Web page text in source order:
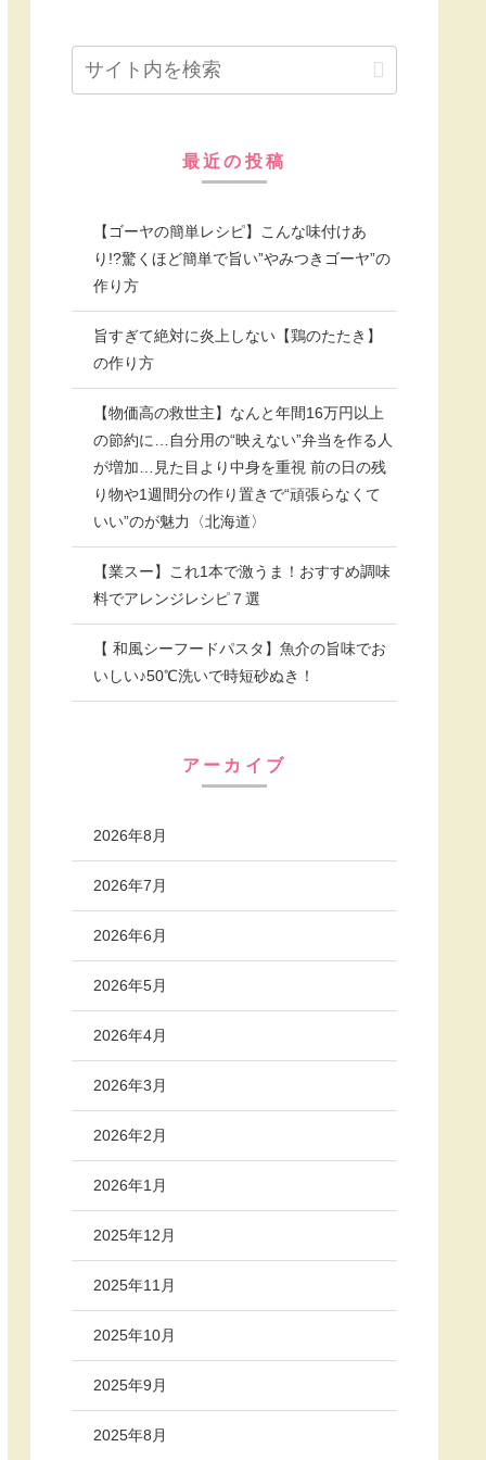
最近の投稿
【ゴーヤの簡単レシピ】こんな味付けあ
り!?驚くほど簡単で旨い”やみつきゴーヤ”の
作り方
旨すぎて絶対に炎上しない【鶏のたたき】
の作り方
【物価高の救世主】なんと年間16万円以上
の節約に…自分用の“映えない”弁当を作る人
が増加…見た目より中身を重視 前の日の残
り物や1週間分の作り置きで“頑張らなくて
いい”のが魅力〈北海道〉
【業スー】これ1本で激うま！おすすめ調味
料でアレンジレシピ７選
【 和風シーフードパスタ】魚介の旨味でお
いしい♪50℃洗いで時短砂ぬき！
アーカイブ
2026年8月
2026年7月
2026年6月
2026年5月
2026年4月
2026年3月
2026年2月
2026年1月
2025年12月
2025年11月
2025年10月
2025年9月
2025年8月